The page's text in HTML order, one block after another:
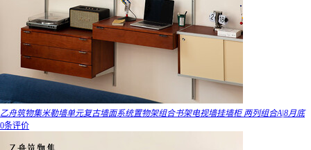
乙舟筑物集米勒墙单元复古墙面系统置物架组合书架电视墙挂墙柜 两列组合A|8月底
0条评价